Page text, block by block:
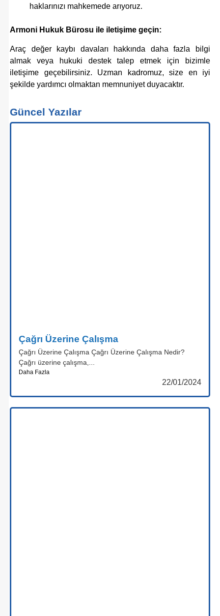
haklarınızı mahkemede arıyoruz.
Armoni Hukuk Bürosu ile iletişime geçin:
Araç değer kaybı davaları hakkında daha fazla bilgi
almak veya hukuki destek talep etmek için bizimle
iletişime geçebilirsiniz. Uzman kadromuz, size en iyi
şekilde yardımcı olmaktan memnuniyet duyacaktır.
Güncel Yazılar
Çağrı Üzerine Çalışma
Çağrı Üzerine Çalışma Çağrı Üzerine Çalışma Nedir?
Çağrı üzerine çalışma,...
Daha Fazla
22/01/2024